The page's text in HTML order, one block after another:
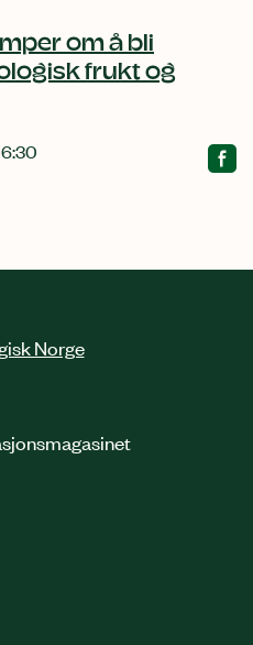
om å bli
frukt og